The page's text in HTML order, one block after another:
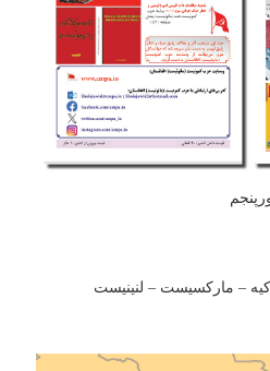
– مارکسیست – لنینیست